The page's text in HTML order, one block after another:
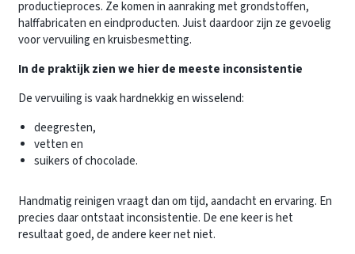
productieproces. Ze komen in aanraking met grondstoffen,
halffabricaten en eindproducten. Juist daardoor zijn ze gevoelig
voor vervuiling en kruisbesmetting.
In de praktijk zien we hier de meeste inconsistentie
De vervuiling is vaak hardnekkig en wisselend:
deegresten,
vetten en
suikers of chocolade.
Handmatig reinigen vraagt dan om tijd, aandacht en ervaring. En
precies daar ontstaat inconsistentie. De ene keer is het
resultaat goed, de andere keer net niet.